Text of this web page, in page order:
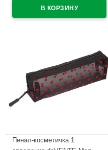
Пенал-косметичка 1